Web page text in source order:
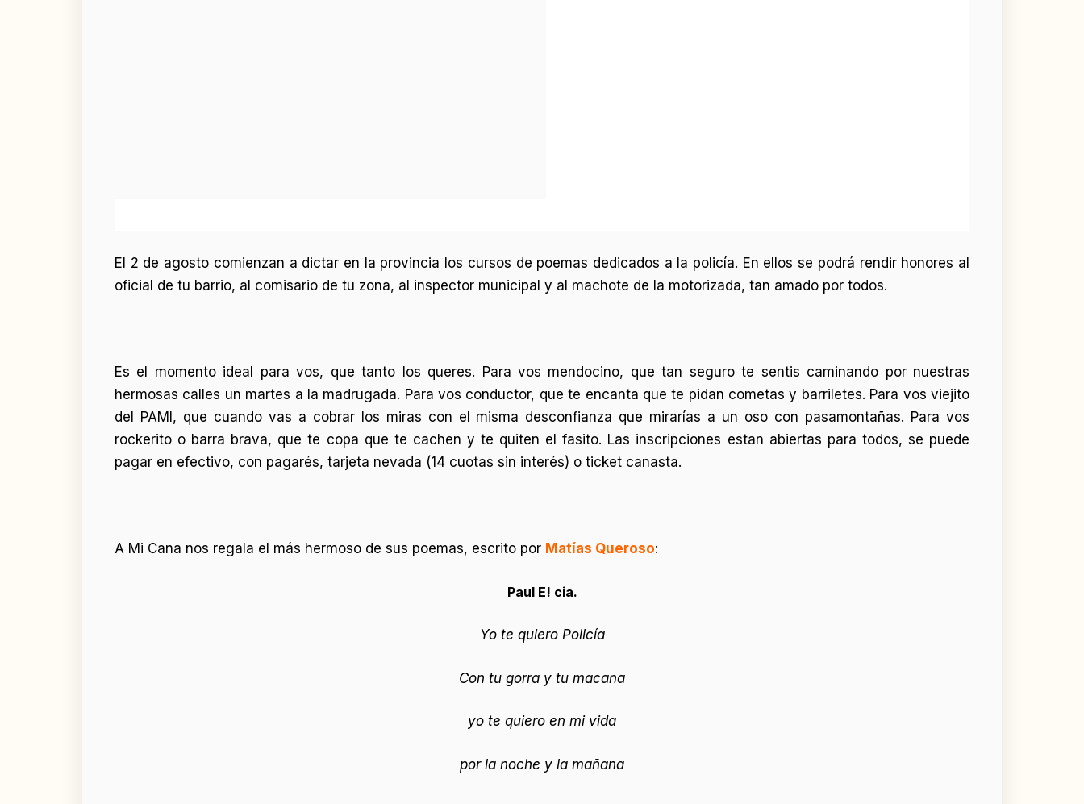
El 2 de agosto comienzan a dictar en la provincia los cursos de poemas dedicados a la policía. En ellos se podrá rendir honores al
oficial de tu barrio, al comisario de tu zona, al inspector municipal y al machote de la motorizada, tan amado por todos.
Es el momento ideal para vos, que tanto los queres. Para vos mendocino, que tan seguro te sentis caminando por nuestras
hermosas calles un martes a la madrugada. Para vos conductor, que te encanta que te pidan cometas y barriletes. Para vos viejito
del PAMI, que cuando vas a cobrar los miras con el misma desconfianza que mirarías a un oso con pasamontañas. Para vos
rockerito o barra brava, que te copa que te cachen y te quiten el fasito. Las inscripciones estan abiertas para todos, se puede
pagar en efectivo, con pagarés, tarjeta nevada (14 cuotas sin interés) o ticket canasta.
A Mi Cana nos regala el más hermoso de sus poemas, escrito por Matías Queroso:
Paul E! cia.
Yo te quiero Policía
Con tu gorra y tu macana
yo te quiero en mi vida
por la noche y la mañana